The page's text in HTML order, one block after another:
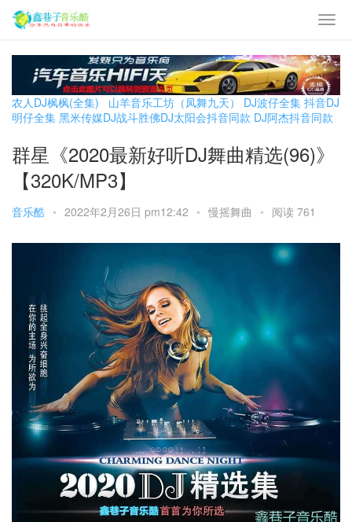
农人DJ枫枫(全集) 山羊音乐工坊（凤舞九天） DJ波仔全集 抖音DJ
明仔全集 黑米传媒DJ战斗胜佛DJ太阳会抖音同款 DJ阿杰抖音同款
群星《2020最新好听DJ舞曲精选(96)》
【320K/MP3】
音乐酷 • 2022年2月26日 pm12:42 • 慢摇舞曲 • 阅读 761